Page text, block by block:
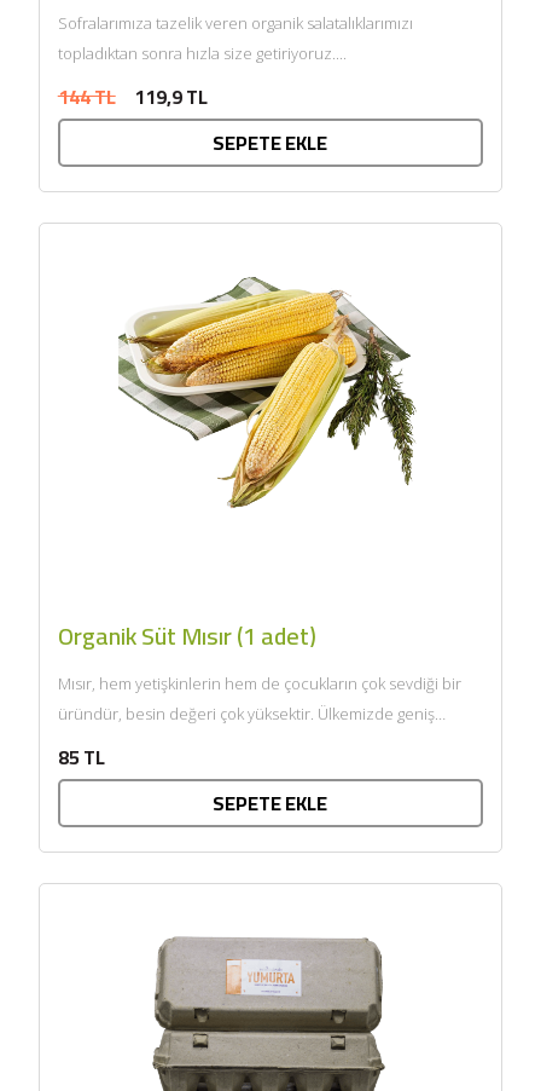
Sofralarımıza tazelik veren organik salatalıklarımızı
topladıktan sonra hızla size getiriyoruz....
144 TL 119,9 TL
SEPETE EKLE
Organik Süt Mısır (1 adet)
Mısır, hem yetişkinlerin hem de çocukların çok sevdiği bir
üründür, besin değeri çok yüksektir. Ülkemizde geniş
85 TL
SEPETE EKLE